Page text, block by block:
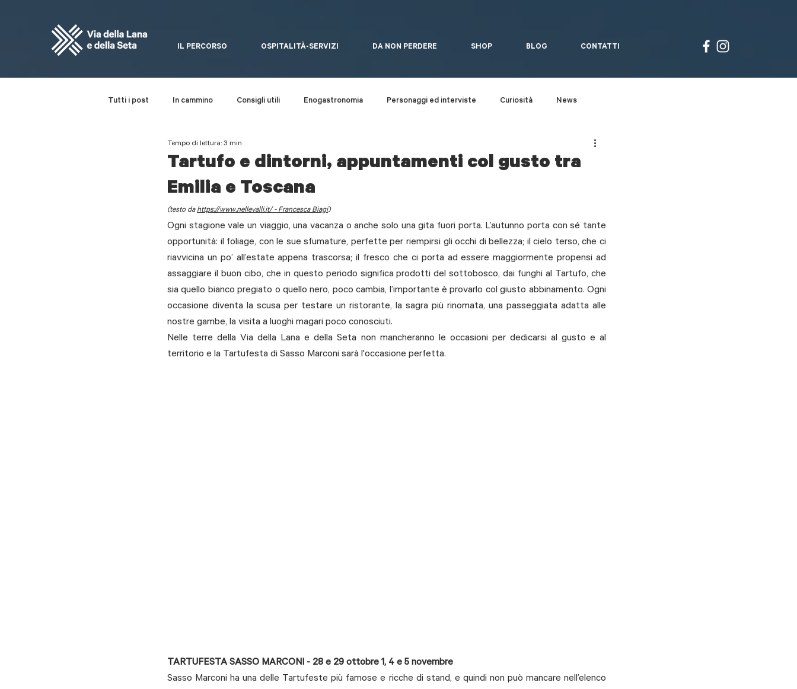
IL PERCORSO OSPITALITÀ-SERVIZI DA NON PERDERE SHOP BLOG CONTATTI
Tutti i post In cammino Consigli utili Enogastronomia Personaggi ed interviste Curiosità News
Da non perdere
Tartufo e dintorni, appuntamenti col gusto tra
Emilia e Toscana
Tempo di lettura: 3 min
(testo da https://www.nellevalli.it/ - Francesca Biagi)
Ogni stagione vale un viaggio, una vacanza o anche solo una gita fuori porta. L’autunno porta con sé tante
opportunità: il foliage, con le sue sfumature, perfette per riempirsi gli occhi di bellezza; il cielo terso, che ci
riavvicina un po’ all’estate appena trascorsa; il fresco che ci porta ad essere maggiormente propensi ad
assaggiare il buon cibo, che in questo periodo significa prodotti del sottobosco, dai funghi al Tartufo, che
sia quello bianco pregiato o quello nero, poco cambia, l’importante è provarlo col giusto abbinamento. Ogni
occasione diventa la scusa per testare un ristorante, la sagra più rinomata, una passeggiata adatta alle
nostre gambe, la visita a luoghi magari poco conosciuti.
Nelle terre della Via della Lana e della Seta non mancheranno le occasioni per dedicarsi al gusto e al
territorio e la Tartufesta di Sasso Marconi sarà l'occasione perfetta.
TARTUFESTA SASSO MARCONI - 28 e 29 ottobre 1, 4 e 5 novembre
Sasso Marconi ha una delle Tartufeste più famose e ricche di stand, e quindi non può mancare nell’elenco